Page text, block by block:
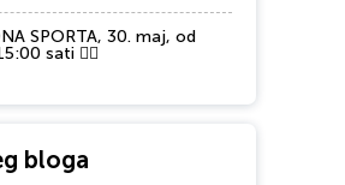
SPORTA, 30. maj, od
sati 🏃‍♂️
bloga